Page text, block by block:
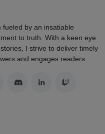
by an insatiable
to truth. With a keen eye
I strive to deliver timely
and engages readers.